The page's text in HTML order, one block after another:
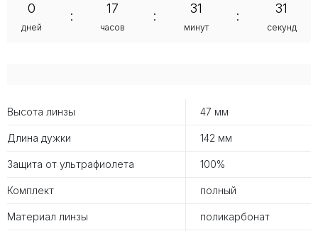
Высота линзы 47 мм
Длина дужки 142 мм
Защита от ультрафиолета 100%
Комплект полный
Материал линзы поликарбонат
0
дней
:
17
часов
:
31
минут
:
30
секунд